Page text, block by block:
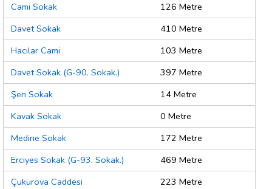
Cami Sokak
126 Metre
Davet Sokak
410 Metre
Hacılar Cami
103 Metre
Davet Sokak (G-90. Sokak.)
397 Metre
Şen Sokak
14 Metre
Kavak Sokak
0 Metre
Medine Sokak
172 Metre
Erciyes Sokak (G-93. Sokak.)
469 Metre
Çukurova Caddesi
223 Metre